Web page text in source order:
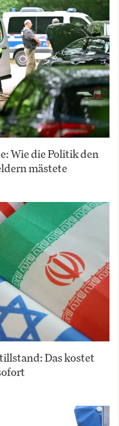
Wie die Politik den
mästete
Das kostet